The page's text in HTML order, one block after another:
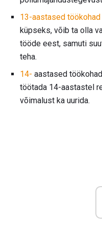
13-aastased töökohad
küpseks, võib ta olla
tööde eest, samuti
teha.
14- aastased
töötada 14-aastastel
võimalust ka uurida.